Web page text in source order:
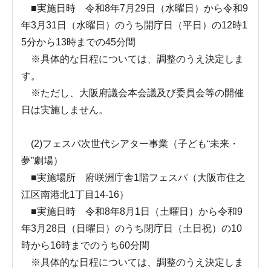
■実施日時 令和8年7月29日（水曜日）から令和9
年3月31日（水曜日）のうち開庁日（平日）の12時1
5分から13時までの45分間
※具体的な日程については、調整のうえ決定しま
す。
※ただし、大阪府議会本会議及び委員会等の開催
日は実施しません。
(2)フェスパ次世代シアター事業（子ども“未来・
夢”劇場）
■実施場所 府咲洲庁舎1階フェスパ（大阪市住之
江区南港北1丁目14-16）
■実施日時 令和8年8月1日（土曜日）から令和9
年3月28日（日曜日）のうち閉庁日（土日祝）の10
時から16時までのうち60分間
※具体的な日程については、調整のうえ決定しま